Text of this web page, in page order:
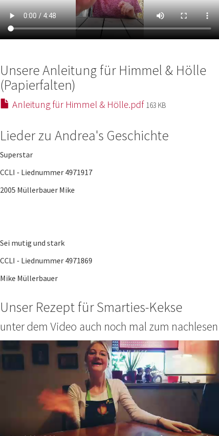
Unsere Anleitung für Himmel & Hölle
(Papierfalten)
Anleitung für Himmel & Hölle.pdf 163 KB
Lieder zu Andrea's Geschichte
Superstar
CCLI - Liednummer 4971917
2005 Müllerbauer Mike
Sei mutig und stark
CCLI - Liednummer 4971869
Mike Müllerbauer
Unser Rezept für Smarties-Kekse
unter dem Video auch noch mal zum nachlesen